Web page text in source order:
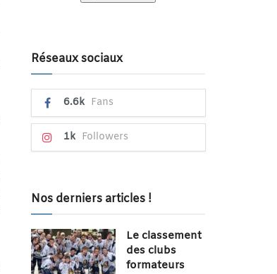
Réseaux sociaux
6.6k Fans
1k Followers
Nos derniers articles !
Le classement
des clubs
formateurs